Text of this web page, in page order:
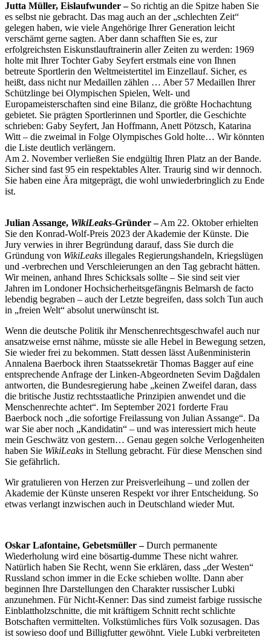
Jutta Müller, Eislaufwunder –So richtig an die Spitze haben Sie
es selbst nie gebracht. Das mag auch an der „schlechten Zeit“
gelegen haben, wie viele Angehörige Ihrer Generation leicht
verschämt gerne sagten. Aber dann schafften Sie es, zur
erfolgreichsten Eiskunstlauftrainerin aller Zeiten zu werden: 1969
holte mit Ihrer Tochter Gaby Seyfert erstmals eine von Ihnen
betreute Sportlerin den Weltmeistertitel im Einzellauf. Sicher, es
heißt, dass nicht nur Medaillen zählen … Aber 57 Medaillen Ihrer
Schützlinge bei Olympischen Spielen, Welt- und
Europameisterschaften sind eine Bilanz, die größte Hochachtung
gebietet. Sie prägten Sportlerinnen und Sportler, die Geschichte
schrieben: Gaby Seyfert, Jan Hoffmann, Anett Pötzsch, Katarina
Witt – die zweimal in Folge Olympisches Gold holte… Wir könnten
die Liste deutlich verlängern.
Am 2. November verließen Sie endgültig Ihren Platz an der Bande.
Sicher sind fast 95 ein respektables Alter. Traurig sind wir dennoch.
Sie haben eine Ära mitgeprägt, die wohl unwiederbringlich zu Ende
ist.
Julian Assange, WikiLeaks-Gründer –Am 22. Oktober erhielten
Sie den Konrad-Wolf-Preis 2023 der Akademie der Künste. Die
Jury verwies in ihrer Begründung darauf, dass Sie durch die
Gründung von WikiLeaks illegales Regierungshandeln, Kriegslügen
und -verbrechen und Verschleierungen an den Tag gebracht hätten.
Wir meinen, anhand Ihres Schicksals sollte – Sie sind seit vier
Jahren im Londoner Hochsicherheitsgefängnis Belmarsh de facto
lebendig begraben – auch der Letzte begreifen, dass solch Tun auch
in „freien Welt“ absolut unerwünscht ist.
Wenn die deutsche Politik ihr Menschenrechtsgeschwafel auch nur
ansatzweise ernst nähme, müsste sie alle Hebel in Bewegung setzen,
Sie wieder frei zu bekommen. Statt dessen lässt Außenministerin
Annalena Baerbock ihren Staatssekretär Thomas Bagger auf eine
entsprechende Anfrage der Linken-Abgeordneten Sevim Dağdalen
antworten, die Bundesregierung habe „keinen Zweifel daran, dass
die britische Justiz rechtsstaatliche Prinzipien anwendet und die
Menschenrechte achtet“. Im September 2021 forderte Frau
Baerbock noch „die sofortige Freilassung von Julian Assange“. Da
war Sie aber noch „Kandidatin“ – und was interessiert mich heute
mein Geschwätz von gestern… Genau gegen solche Verlogenheiten
haben Sie WikiLeaks in Stellung gebracht. Für diese Menschen sind
Sie gefährlich.
Wir gratulieren von Herzen zur Preisverleihung – und zollen der
Akademie der Künste unseren Respekt vor ihrer Entscheidung. So
etwas verlangt inzwischen auch in Deutschland wieder Mut.
Oskar Lafontaine, Gebetsmüller –Durch permanente
Wiederholung wird eine bösartig-dumme These nicht wahrer.
Natürlich haben Sie Recht, wenn Sie erklären, dass „der Westen“
Russland schon immer in die Ecke schieben wollte. Dann aber
beginnen Ihre Darstellungen den Charakter russischer Lubki
anzunehmen. Für Nicht-Kenner: Das sind zumeist farbige russische
Einblattholzschnitte, die mit kräftigem Schnitt recht schlichte
Botschaften vermittelten. Volkstümliches fürs Volk sozusagen. Das
ist sowieso doof und Billigfutter gewöhnt. Viele Lubki verbreiteten